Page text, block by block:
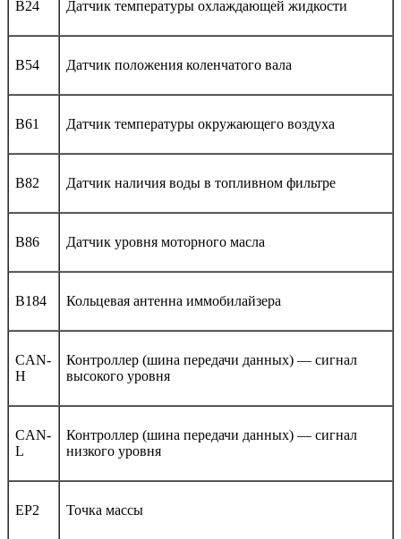
B24 Датчик температуры охлаждающей жидкости
B54 Датчик положения коленчатого вала
B61 Датчик температуры окружающего воздуха
B82 Датчик наличия воды в топливном фильтре
B86 Датчик уровня моторного масла
B184 Кольцевая антенна иммобилайзера
CAN-
H
Контроллер (шина передачи данных) — сигнал
высокого уровня
CAN-
L
Контроллер (шина передачи данных) — сигнал
низкого уровня
EP2 Точка массы